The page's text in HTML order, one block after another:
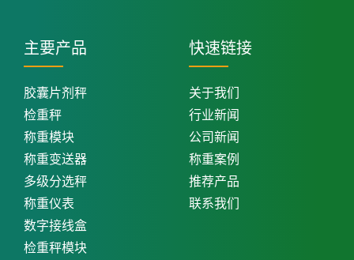
主要产品
胶囊片剂秤
检重秤
称重模块
称重变送器
多级分选秤
称重仪表
数字接线盒
检重秤模块
快速链接
关于我们
行业新闻
公司新闻
称重案例
推荐产品
联系我们